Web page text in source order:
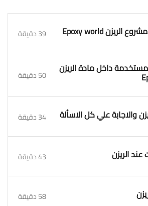
39 دقيقة
داخل مادة الريزن 50 دقيقة
34 دقيقة
43 دقيقة
58 دقيقة